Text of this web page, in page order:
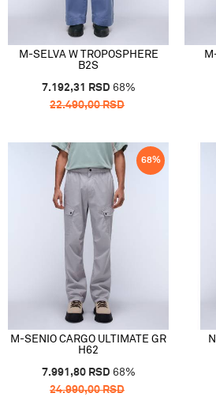
M-SELVA W TROPOSPHERE
B2S
7.192,31
RSD 68%
22.490,00RSD
68%
M-SENIO CARGO ULTIMATE GR
H62
7.991,80 RSD 68%
24.990,00RSD